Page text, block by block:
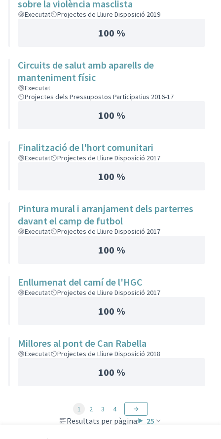
sobre la violència masclista
Executat Projectes de Lliure Disposició 2019
100 %
Circuits de salut amb aparells de
manteniment físic
Executat
Projectes dels Pressupostos Participatius 2016-17
100 %
Finalització de l'hort comunitari
Executat Projectes de Lliure Disposició 2017
100 %
Pintura mural i arranjament dels parterres
davant el camp de futbol
Executat Projectes de Lliure Disposició 2017
100 %
Enllumenat del camí de l'HGC
Executat Projectes de Lliure Disposició 2017
100 %
Millores al pont de Can Rabella
Executat Projectes de Lliure Disposició 2018
100 %
Resultats per pàgina: 25
1 2 3 4